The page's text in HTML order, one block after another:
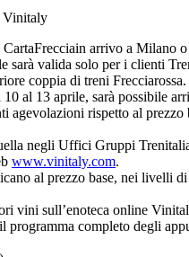
Vinitaly
in arrivo a Milano o
valida solo per i clienti
coppia di treni Frecciarossa.
al 13 aprile, sarà possibile
agevolazioni rispetto al
negli Uffici Gruppi
www.vinitaly.com.
al prezzo base, nei livelli
vini sull’enoteca online
programma completo degli